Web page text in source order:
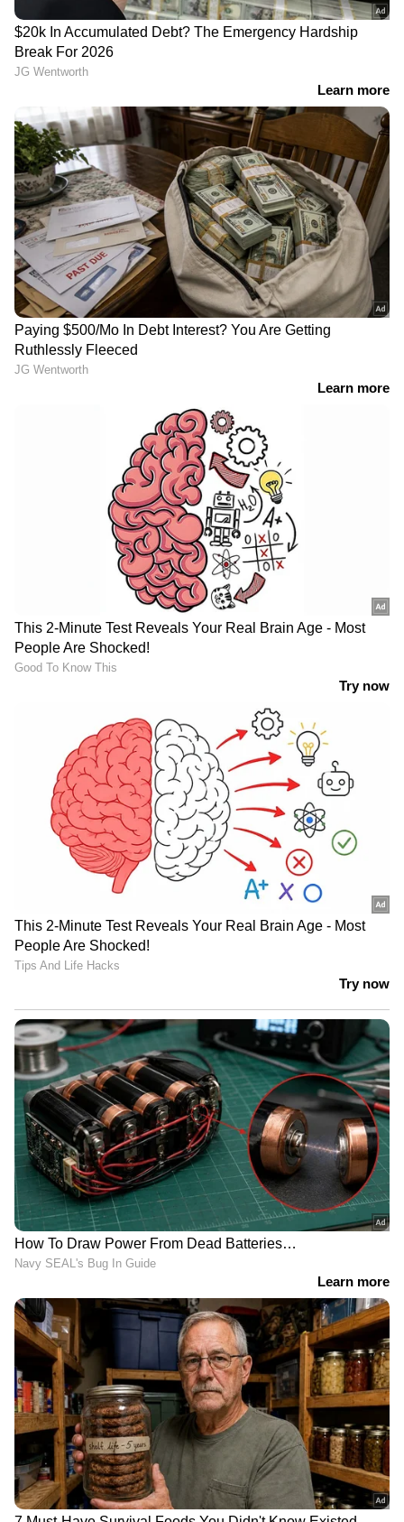
അമേരിക്കയെ
സഹായിക്കുന്ന ഗൾഫ്
അയൽരാജ്യങ്ങൾക്ക്
മുന്നറിയിപ്പുമായി ഇറാൻ
സൗദിയിൽ വൻ
തകർന്നുവീണു; 14 സൗദി
പൗരന്മാർക്ക് ദാരുണാന്ത്യം
വയോധികയുടെ കഴുത്തിൽ നിന്ന്
അഞ്ചര പവന്റെ സ്വർണ്ണം പൊട്ടിച്ച്
എടുത്തു; പ്രതി പിടിയിൽ
JPSC, JSSC പരീക്ഷകളിൽ
ആക്ഷേപം; ജാർഖണ്ഡിൽ
വിദ്യാർത്ഥി പ്രക്ഷോഭം